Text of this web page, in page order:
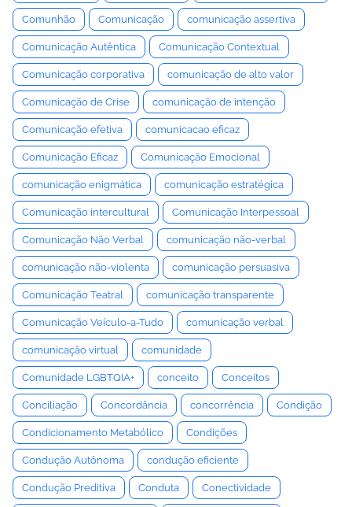
Comunhão Comunicação comunicação assertiva
Comunicação Autêntica Comunicação Contextual
Comunicação corporativa comunicação de alto valor
Comunicação de Crise comunicação de intenção
Comunicação efetiva comunicacao eficaz
Comunicação Eficaz Comunicação Emocional
comunicação enigmática comunicação estratégica
Comunicação intercultural Comunicação Interpessoal
Comunicação Não Verbal comunicação não-verbal
comunicação não-violenta comunicação persuasiva
Comunicação Teatral comunicação transparente
Comunicação Veículo-a-Tudo comunicação verbal
comunicação virtual comunidade
Comunidade LGBTQIA+ conceito Conceitos
Conciliação Concordância concorrência Condição
Condicionamento Metabólico Condições
Condução Autônoma condução eficiente
Condução Preditiva Conduta Conectividade